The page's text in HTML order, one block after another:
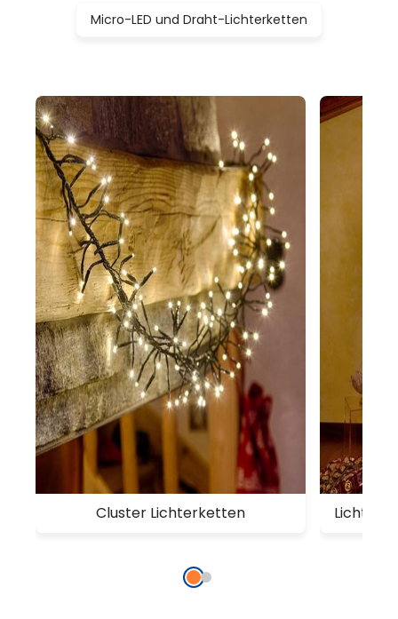
Micro-LED und Draht-Lichterketten
Cluster Lichterketten